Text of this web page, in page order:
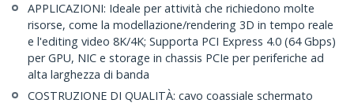
APPLICAZIONI: Ideale per attività che richiedono molte
risorse, come la modellazione/rendering 3D in tempo reale
e l'editing video 8K/4K; Supporta PCI Express 4.0 (64 Gbps)
per GPU, NIC e storage in chassis PCIe per periferiche ad
alta larghezza di banda
COSTRUZIONE DI QUALITÀ: cavo coassiale schermato